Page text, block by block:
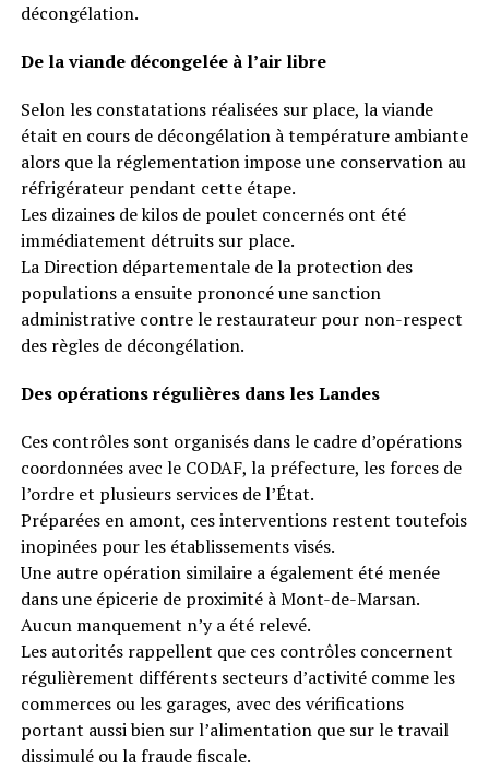
décongélation.
De la viande décongelée à l’air libre
Selon les constatations réalisées sur place, la viande
était en cours de décongélation à température ambiante
alors que la réglementation impose une conservation au
réfrigérateur pendant cette étape.
Les dizaines de kilos de poulet concernés ont été
immédiatement détruits sur place.
La Direction départementale de la protection des
populations a ensuite prononcé une sanction
administrative contre le restaurateur pour non-respect
des règles de décongélation.
Des opérations régulières dans les Landes
Ces contrôles sont organisés dans le cadre d’opérations
coordonnées avec le CODAF, la préfecture, les forces de
l’ordre et plusieurs services de l’État.
Préparées en amont, ces interventions restent toutefois
inopinées pour les établissements visés.
Une autre opération similaire a également été menée
dans une épicerie de proximité à Mont-de-Marsan.
Aucun manquement n’y a été relevé.
Les autorités rappellent que ces contrôles concernent
régulièrement différents secteurs d’activité comme les
commerces ou les garages, avec des vérifications
portant aussi bien sur l’alimentation que sur le travail
dissimulé ou la fraude fiscale.